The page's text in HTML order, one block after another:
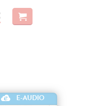
E-AUDIO